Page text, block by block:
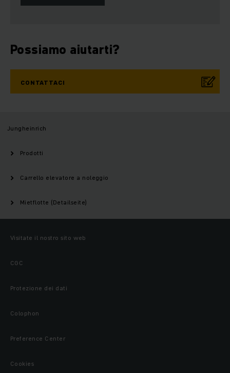
Possiamo aiutarti?
CONTATTACI
Jungheinrich
Prodotti
Carrello elevatore a noleggio
Mietflotte (Detailseite)
Visitate il nostro sito web
CGC
Protezione dei dati
Colophon
Preference Center
Cookies